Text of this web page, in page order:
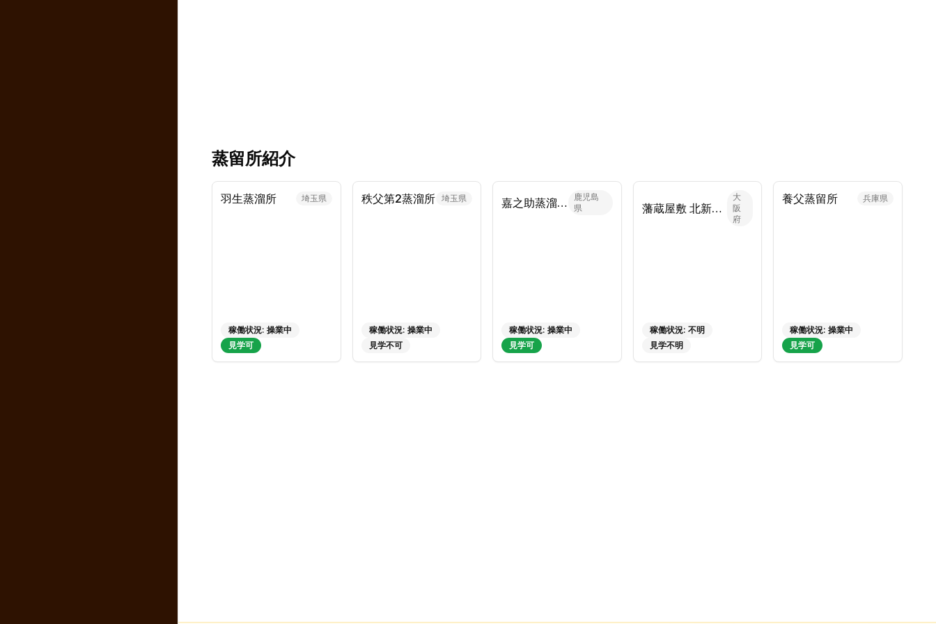
蒸留所紹介
羽生蒸溜所 埼玉県
稼働状況: 操業中
見学可
秩父第2蒸溜所 埼玉県
稼働状況: 操業中
見学不可
嘉之助蒸溜所
鹿児島
県
稼働状況:操業中
見学可
藩蔵屋敷 北新地CO・LABO
大
阪
府
稼働状況: 不明
見学不明
養父蒸留所 兵庫県
稼働状況:操業中
見学可